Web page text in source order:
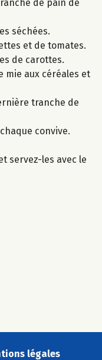
de pain de
séchées.
et de tomates.
de carottes.
mie aux céréales et
tranche de
convive.
servez-les avec le
légales